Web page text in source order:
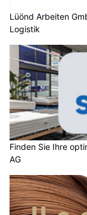
Lüönd Arbeiten
Logistik
Finden Sie Ihre
AG